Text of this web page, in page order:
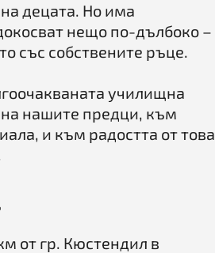
децата. Но има
нещо по-дълбоко –
със собствените ръце.
училищна
нашите предци, към
и към радостта от това
от гр. Кюстендил в